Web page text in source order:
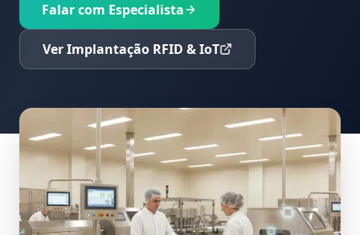
Falar com Especialista
Ver Implantação RFID & IoT